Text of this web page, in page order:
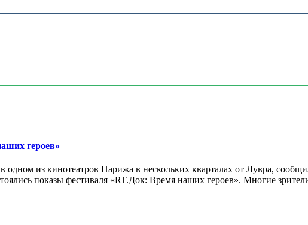
героев»
из кинотеатров Парижа в нескольких кварталах от Лувра,
показы фестиваля «RT.Док: Время наших героев». Многие